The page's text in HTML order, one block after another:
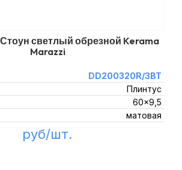
светлый обрезной Kerama
Marazzi
DD200320R/3BT
Плинтус
60x9,5
матовая
руб/шт.